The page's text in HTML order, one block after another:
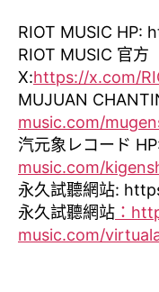
RIOT MUSIC HP:
RIOT MUSIC 官方
X:https://x.com/
MUJUAN
music.com/
汽元象レコード
music.com/
永久試聽網站:
永久試聽網站 ：
music.com/